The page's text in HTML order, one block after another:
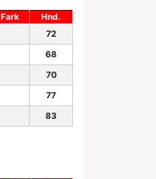
Fark
Hnd.
72
68
70
77
83